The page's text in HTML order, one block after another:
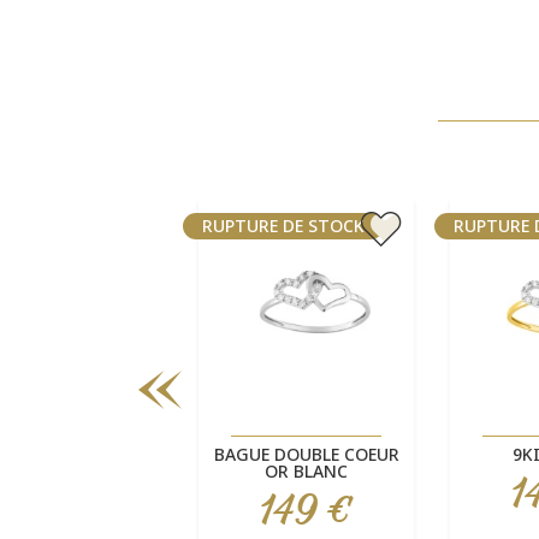
Aperçu rapide
BAGUE DOUBLE COEUR
OR BLANC
Prix
149 €
RUPTURE DE STOCK

Prix
RUPTURE